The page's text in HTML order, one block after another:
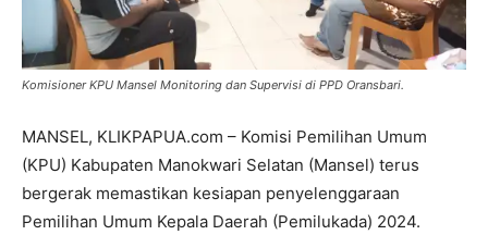
Komisioner KPU Mansel Monitoring dan Supervisi di PPD Oransbari.
MANSEL, KLIKPAPUA.com – Komisi Pemilihan Umum
(KPU) Kabupaten Manokwari Selatan (Mansel) terus
bergerak memastikan kesiapan penyelenggaraan
Pemilihan Umum Kepala Daerah (Pemilukada) 2024.